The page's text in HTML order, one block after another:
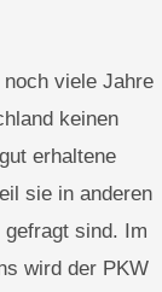
viele Jahre
keinen
erhaltene
sie in anderen
sind. Im
wird der PKW